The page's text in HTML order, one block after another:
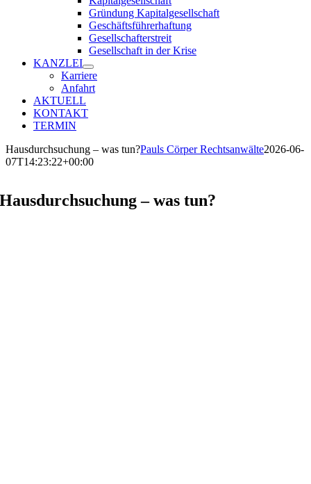
Gründung Kapitalgesellschaft
Geschäftsführerhaftung
Gesellschafterstreit
Gesellschaft in der Krise
KANZLEI
Karriere
Anfahrt
AKTUELL
KONTAKT
TERMIN
Hausdurchsuchung – was tun?Pauls Cörper Rechtsanwälte2026-06-
07T14:23:22+00:00
Hausdurchsuchung – was tun?